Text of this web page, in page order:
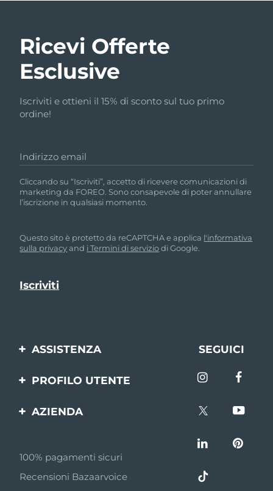
Ricevi Offerte
Esclusive
Iscriviti e ottieni il 15% di sconto sul tuo primo
ordine!
Indirizzo email
Cliccando su “Iscriviti”, accetto di ricevere comunicazioni di
marketing da FOREO. Sono consapevole di poter annullare
l’iscrizione in qualsiasi momento.
Questo sito è protetto da reCAPTCHA e applica l'informativa
sulla privacyand i Termini di serviziodi Google.
ASSISTENZA
Contattaci
batteria
SEGUICI
PROFILO UTENTE
prodotto
AZIENDA
Affiliazione
Notizie di affiliazione
100% pagamenti sicuri
Recensioni Bazaarvoice